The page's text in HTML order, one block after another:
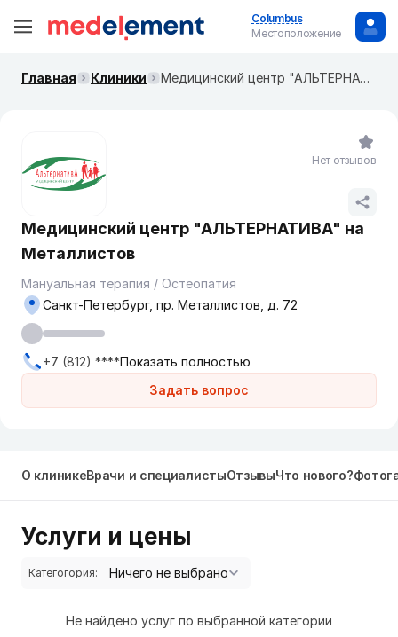
Columbus
Местоположение
Главная Клиники Медицинский центр "АЛЬТЕРНАТИВА" на Металлистов
Медицинский центр "АЛЬТЕРНАТИВА" на
Металлистов
Мануальная терапия / Остеопатия
Задать вопрос
Санкт-Петербург, пр. Металлистов, д. 72
+7 (812) ****Показать полностью
Нет отзывов
О клиникеВрачи и специалистыОтзывыЧто нового?
Услуги и цены
Категогория:
Не найдено услуг по выбранной категории